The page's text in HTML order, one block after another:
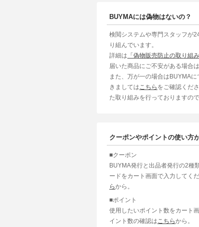
BUYMAには偽物はないの？
検閲システムや専門スタッフが
り組んでいます。
詳細は 「偽物販売防止の取り組み
届いた商品にご不安がある場合
また、万が一の場合はBUYMA
きましては こちら をご確認くだ
た取り組みを行っておりますの
クーポンやポイントの使い方
■クーポン
BUYMA発行と出品者発行の2種
ードをカート画面で入力してく
らから。
■ポイント
使用したいポイント数をカート
イント数の確認は こちらから。